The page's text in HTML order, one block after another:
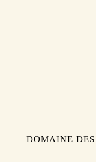
DOMAINE